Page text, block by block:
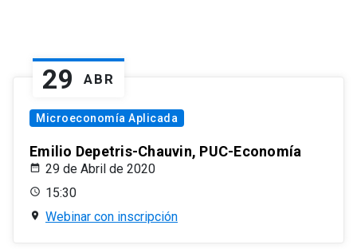
29 ABR
Microeconomía Aplicada
Emilio Depetris-Chauvin, PUC-Economía
29 de Abril de 2020
15:30
Webinar con inscripción